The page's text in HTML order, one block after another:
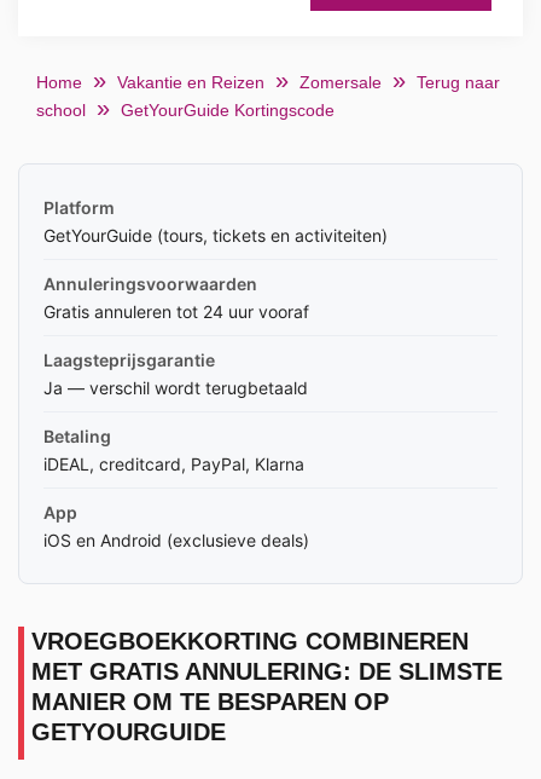
Home Vakantie en Reizen Zomersale
Terug naar
school
GetYourGuide Kortingscode
Platform
GetYourGuide (tours, tickets en activiteiten)
Annuleringsvoorwaarden
Gratis annuleren tot 24 uur vooraf
Laagsteprijsgarantie
Ja — verschil wordt terugbetaald
Betaling
iDEAL, creditcard, PayPal, Klarna
App
iOS en Android (exclusieve deals)
VROEGBOEKKORTING COMBINEREN
MET GRATIS ANNULERING: DE SLIMSTE
MANIER OM TE BESPAREN OP
GETYOURGUIDE